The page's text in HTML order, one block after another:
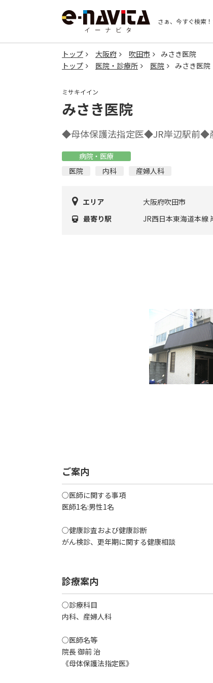
さぁ、今すぐ検索！
トップ 大阪府 吹田市
みさき医院
トップ
医院・診療所 医院 みさき医院
ミサキイイン
みさき医院
◆母体保護法指定医◆JR岸辺駅前◆
病院・医療
医院
内科 産婦人科
エリア
大阪府吹田市
最寄り駅
JR西日本東海道本線
ご案内
○医師に関する事項
医師1名:男性1名
○健康診査および健康診断
がん検診、更年期に関する健康相談
診療案内
○診療科目
内科、産婦人科
○医師名等
院長 御前 治
《母体保護法指定医》